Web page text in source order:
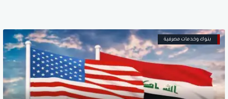
بنوك وخدمات مصرفية